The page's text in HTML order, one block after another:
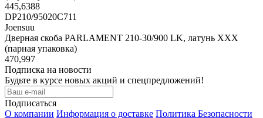
445,6388
DP210/95020C711
Joensuu
Дверная скоба PARLAMENT 210-30/900 LK, латунь XXX
(парная упаковка)
470,997
Подписка на новости
Будьте в курсе новых акций и спецпредложений!
Подписаться
О компании Информация о доставке Политика Безопасности